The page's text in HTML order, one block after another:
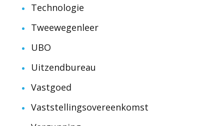
Technologie
Tweewegenleer
UBO
Uitzendbureau
Vastgoed
Vaststellingsovereenkomst